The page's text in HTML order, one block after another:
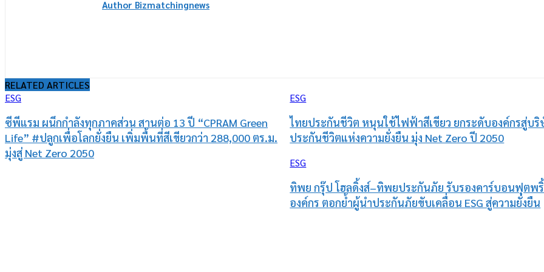
Author Bizmatchingnews
RELATED ARTICLES
ESG
ซีพีแรม ผนึกกำลังทุกภาคส่วน สานต่อ 13 ปี “CPRAM Green
Life” #ปลูกเพื่อโลกยั่งยืน เพิ่มพื้นที่สีเขียวกว่า 288,000 ตร.ม.
มุ่งสู่ Net Zero 2050
ESG
ไทยประกันชีวิต หนุนใช้ไฟฟ้าสีเขียว ยกระดับองค์กรสู่บ
ประกันชีวิตแห่งความยั่งยืน มุ่ง Net Zero ปี 2050
ESG
ทิพย กรุ๊ป โฮลดิ้งส์–ทิพยประกันภัย รับรองคาร์บอนฟุตพ
องค์กร ตอกย้ำผู้นำประกันภัยขับเคลื่อน ESG สู่ความยั่งยืน